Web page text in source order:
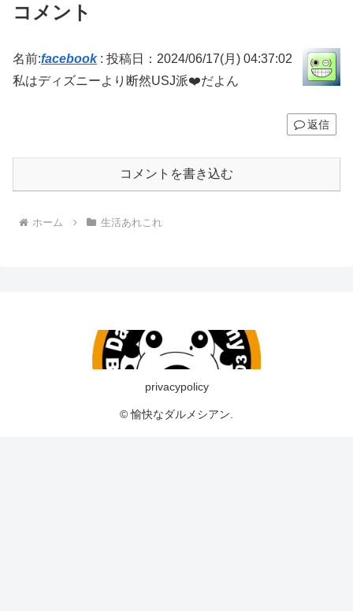
コメント
名前:facebook: 投稿日：2024/06/17(月) 04:37:02
私はディズニーより断然USJ派❤️だよん
返信
コメントを書き込む
ホーム 生活あれこれ
privacypolicy
© 愉快なダルメシアン.